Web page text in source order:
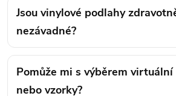
Jsou vinylové podlahy
nezávadné?
Pomůže mi s výběrem
nebo vzorky?